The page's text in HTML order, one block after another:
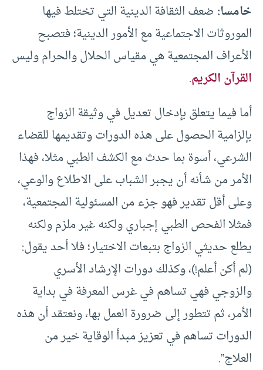
خامسا: ضعف الثقافة الدينية التي تختلط فيها
الموروثات الاجتماعية مع الأمور الدينية؛ فتصبح
الأعراف المجتمعية هي مقياس الحلال والحرام وليس
القرآن الكريم.
أما فيما يتعلق بإدخال تعديل في وثيقة الزواج
بإلزامية الحصول على هذه الدورات وتقديمها للقضاء
الشرعي، أسوة بما حدث مع الكشف الطبي مثلا، فهذا
الأمر من شأنه أن يجبر الشباب على الاطلاع والوعي،
وعلى أقل تقدير فهو جزء من المسئولية المجتمعية،
فمثلا الفحص الطبي إجباري ولكنه غير ملزم ولكنه
يطلع حديثي الزواج بتبعات الاختيار؛ فلا أحد يقول:
(لم أكن أعلم!)، وكذلك دورات الإرشاد الأسري
والزوجي فهي تساهم في غرس المعرفة في بداية
الأمر، ثم تتطور إلى ضرورة العمل بها، ونعتقد أن هذه
الدورات تساهم في تعزيز مبدأ الوقاية خير من
العلاج”.